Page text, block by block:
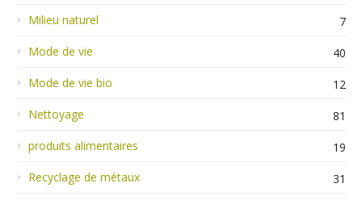
Milieu naturel
7
Mode de vie
40
Mode de vie bio
12
Nettoyage
81
produits alimentaires
19
Recyclage de métaux
31